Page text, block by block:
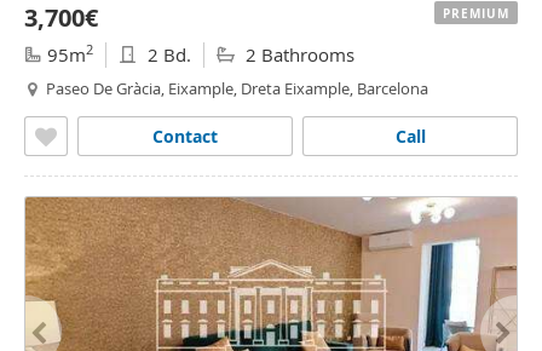
3,700€
95m2 2 Bd. 2 Bathrooms
Paseo De Gràcia, Eixample, Dreta Eixample, Barcelona
Call
Contact
PREMIUM